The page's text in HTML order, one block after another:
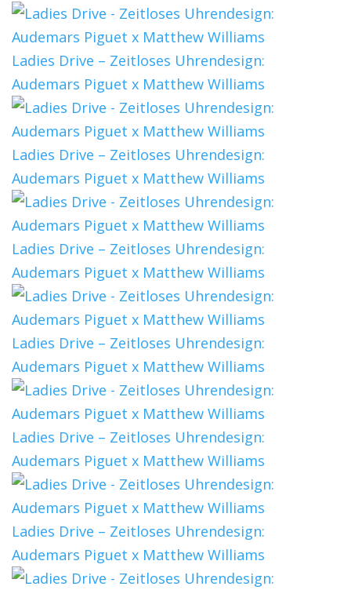
Ladies Drive – Zeitloses Uhrendesign:
Audemars Piguet x Matthew Williams
Ladies Drive – Zeitloses Uhrendesign:
Audemars Piguet x Matthew Williams
Ladies Drive – Zeitloses Uhrendesign:
Audemars Piguet x Matthew Williams
Ladies Drive – Zeitloses Uhrendesign:
Audemars Piguet x Matthew Williams
Ladies Drive – Zeitloses Uhrendesign:
Audemars Piguet x Matthew Williams
Ladies Drive – Zeitloses Uhrendesign:
Audemars Piguet x Matthew Williams